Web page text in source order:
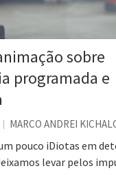
sobre
programada e
MARCO ANDREI
pouco iDiotas em
levar pelos